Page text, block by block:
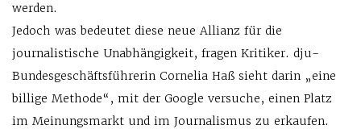
werden.
Jedoch was bedeutet diese neue Allianz für die
journalistische Unabhängigkeit, fragen Kritiker. dju-
Bundesgeschäftsführerin Cornelia Haß sieht darin „eine
billige Methode“, mit der Google versuche, einen Platz
im Meinungsmarkt und im Journalismus zu erkaufen.